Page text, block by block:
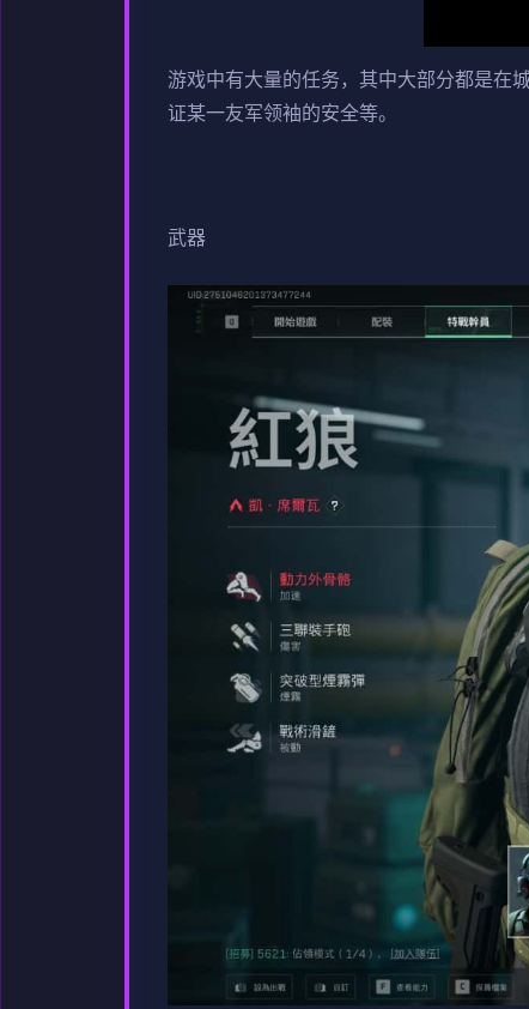
游戏中有大量的任务，其中大部分都是在
证某一友军领袖的安全等。
武器